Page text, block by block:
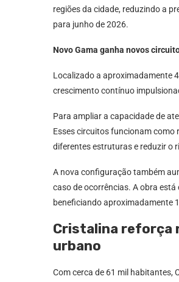
regiões da cidade, reduzindo a
para junho de 2026.
Novo Gama ganha novos
Localizado a aproximadamente
crescimento contínuo
Para ampliar a capacidade de
Esses circuitos funcionam como
diferentes estruturas e reduzir o
A nova configuração também
caso de ocorrências. A obra está
beneficiando aproximadamente
Cristalina reforça
urbano
Com cerca de 61 mil habitantes,